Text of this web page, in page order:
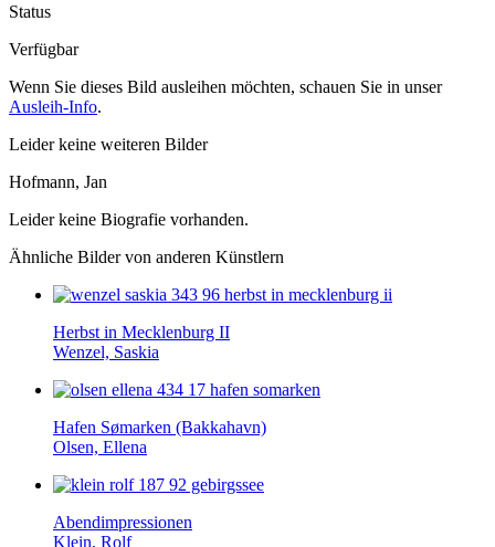
Status
Verfügbar
Wenn Sie dieses Bild ausleihen möchten, schauen Sie in unser
Ausleih-Info.
Leider keine weiteren Bilder
Hofmann, Jan
Leider keine Biografie vorhanden.
Ähnliche Bilder von anderen Künstlern
Herbst in Mecklenburg II
Wenzel, Saskia
Hafen Sømarken (Bakkahavn)
Olsen, Ellena
Abend­impressionen
Klein, Rolf